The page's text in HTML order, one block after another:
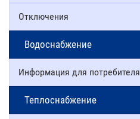
Отключения
Водоснабжение
Информация для потребителя
Теплоснабжение